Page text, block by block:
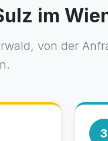
im
von der
3